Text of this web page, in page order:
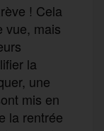
! Cela
vue, mais
la
une
mis en
la rentrée